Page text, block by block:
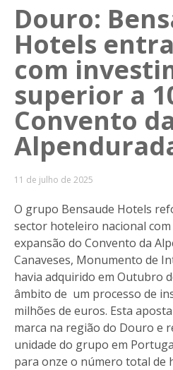
Douro:
Hotels
com
superior a
Convento
11 de julho de 2025
O grupo Bensaude Hotels
sector hoteleiro nacional
expansão do Convento da
Canaveses, Monumento de
havia adquirido em Outubro
âmbito de um processo de
milhões de euros. Esta
marca na região do Douro e
unidade do grupo em
para onze o número total de